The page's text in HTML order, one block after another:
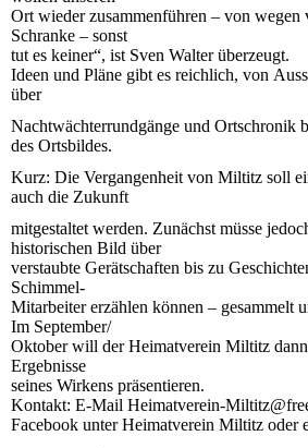
Ort wieder zusammenführen – von wegen
Schranke – sonst
tut es keiner“, ist Sven Walter überzeugt.
Ideen und Pläne gibt es reichlich, von
über
Nachtwächterrundgänge und Ortschronik
des Ortsbildes.
Kurz: Die Vergangenheit von Miltitz soll
auch die Zukunft
mitgestaltet werden. Zunächst müsse
historischen Bild über
verstaubte Gerätschaften bis zu
Schimmel-
Mitarbeiter erzählen können – gesammelt
Im September/
Oktober will der Heimatverein Miltitz
Ergebnisse
seines Wirkens präsentieren.
Kontakt: E-Mail Heimatverein-
Facebook unter Heimatverein Miltitz oder